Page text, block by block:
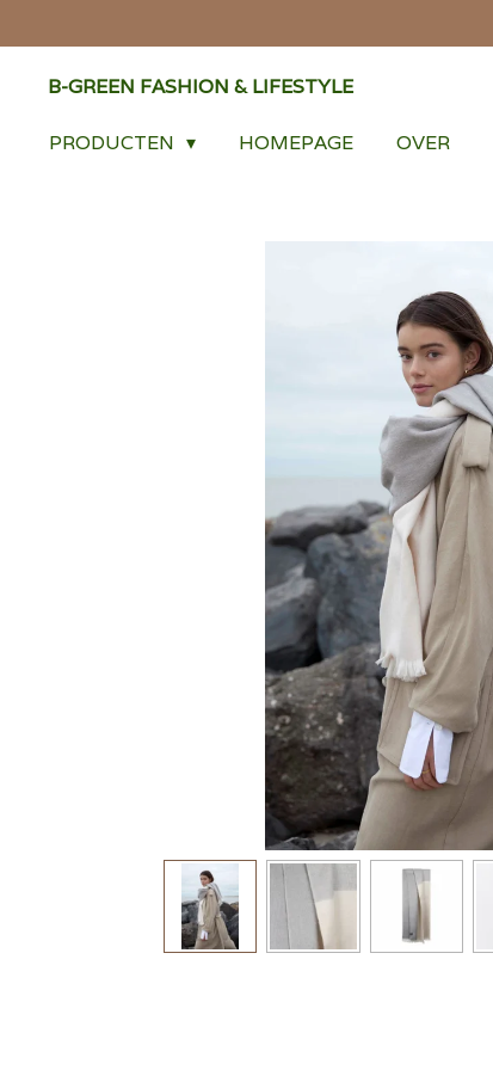
direct
hoofdinhoud
B-GREEN FASHION & LIFESTYLE
PRODUCTEN HOMEPAGE OVER